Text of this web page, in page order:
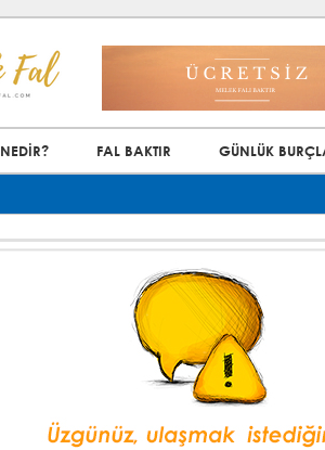
NEDİR? FAL BAKTIR GÜNLÜK